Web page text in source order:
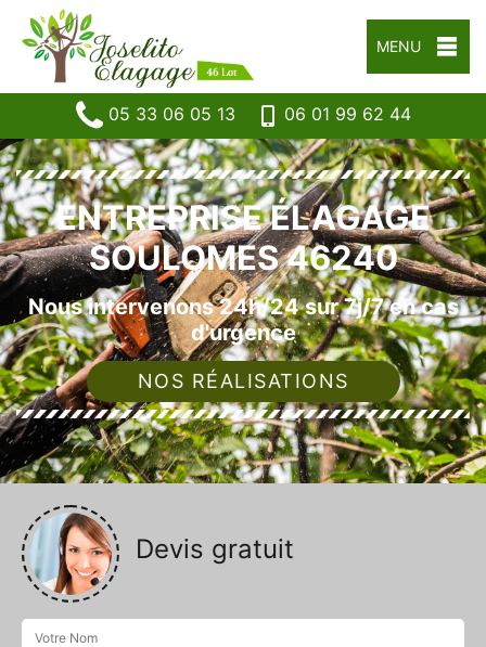
MENU
05 33 06 05 13 06 01 99 62 44
ENTREPRISE ÉLAGAGE
SOULOMES 46240
Nous intervenons 24h/24 sur 7j/7 en cas
d'urgence
NOS RÉALISATIONS
Devis gratuit